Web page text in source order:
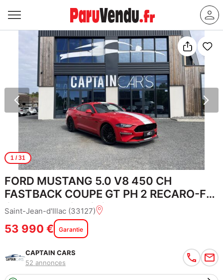
1/ 31
FORD MUSTANG 5.0 V8 450 CH
FASTBACK COUPE GT PH 2 RECARO-FR-
GARANTIE 12 MOIS-
Saint-Jean-d'Illac (33127)
53 990 € Garantie
CAPTAIN CARS
52 annonces